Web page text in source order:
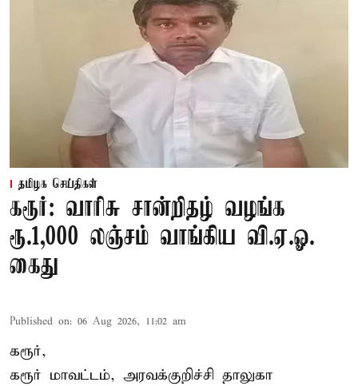
தமிழக செய்திகள்
கரூர்: வாரிசு சான்றிதழ் வழங்க
ரூ.1,000 லஞ்சம் வாங்கிய வி.ஏ.ஓ.
கைது
Published on: 06 Aug 2026, 11:02 am
கரூர்,
கரூர் மாவட்டம், அரவக்குறிச்சி தாலுகா